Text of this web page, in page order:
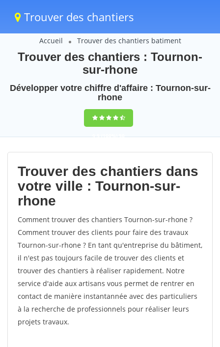
Trouver des chantiers
Accueil Trouver des chantiers batiment
Trouver des chantiers : Tournon-
sur-rhone
Développer votre chiffre d'affaire : Tournon-sur-
rhone
9,5(100%)50
votes
Trouver des chantiers dans
votre ville : Tournon-sur-
rhone
Comment trouver des chantiers Tournon-sur-rhone ?
Comment trouver des clients pour faire des travaux
Tournon-sur-rhone ? En tant qu'entreprise du bâtiment,
il n'est pas toujours facile de trouver des clients et
trouver des chantiers à réaliser rapidement. Notre
service d'aide aux artisans vous permet de rentrer en
contact de manière instantannée avec des particuliers
à la recherche de professionnels pour réaliser leurs
projets travaux.